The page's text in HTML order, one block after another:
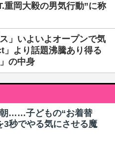
重岡大毅の男気行動”に称
」いよいよオープンで気
より話題沸騰あり得る
の中身
……子どもの“お着替
3秒でやる気にさせる魔